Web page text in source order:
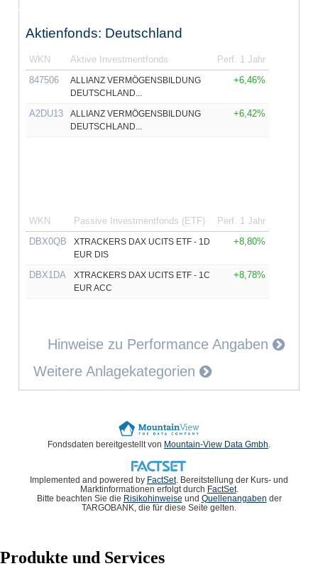
Aktienfonds: Deutschland
WKN Aktive Investmentfonds
Perf. 1 Jahr
847506
ALLIANZ VERMÖGENSBILDUNG
DEUTSCHLAND...
+6,46%
A2DU13
ALLIANZ VERMÖGENSBILDUNG
DEUTSCHLAND...
+6,42%
WKN Passive Investmentfonds (ETF)
Perf. 1 Jahr
DBX0QB
XTRACKERS DAX UCITS ETF - 1D
EUR DIS
+8,80%
DBX1DA
XTRACKERS DAX UCITS ETF - 1C
EUR ACC
+8,78%
Hinweise zu Performance Angaben
Weitere Anlagekategorien
Fondsdaten bereitgestellt von Mountain-View Data Gmbh
Implemented and powered by FactSet. Bereitstellung der Kurs- und
Marktinformationen erfolgt durch FactSet.
Bitte beachten Sie die Risikohinweise und Quellenangaben der
TARGOBANK, die für diese Seite gelten.
Produkte und Services